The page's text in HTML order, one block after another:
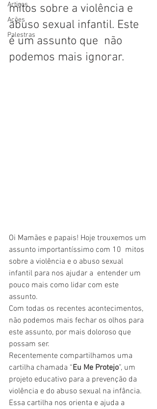
Artigos
Ações
Palestras
mitos sobre a violência e
abuso sexual infantil. Este
é um assunto que  não
podemos mais ignorar.
Oi Mamães e papais! Hoje trouxemos um
assunto importantíssimo com 10  mitos
sobre a violência e o abuso sexual
infantil para nos ajudar a  entender um
pouco mais como lidar com este
assunto.
Com todas os recentes acontecimentos,
não podemos mais fechar os olhos para
este assunto, por mais doloroso que
possam ser.
Recentemente compartilhamos uma
cartilha chamada “Eu Me Protejo”, um
projeto educativo para a prevenção da
violência e do abuso sexual na infância.
Essa cartilha nos orienta e ajuda a